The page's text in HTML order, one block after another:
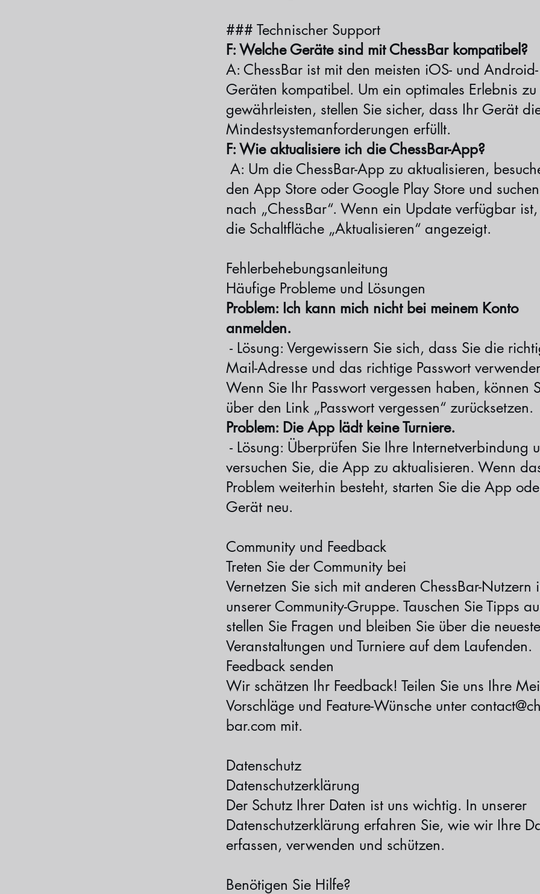
### Technischer Support
F: Welche Geräte sind mit ChessBar kompatibel?
A: ChessBar ist mit den meisten iOS- und Android-
Geräten kompatibel. Um ein optimales Erlebnis zu
gewährleisten, stellen Sie sicher, dass Ihr Gerät
Mindestsystemanforderungen erfüllt.
F: Wie aktualisiere ich die ChessBar-App?
A: Um die ChessBar-App zu aktualisieren,
den App Store oder Google Play Store und
nach „ChessBar“. Wenn ein Update verfügbar
die Schaltfläche „Aktualisieren“ angezeigt.
Fehlerbehebungsanleitung
Häufige Probleme und Lösungen
Problem: Ich kann mich nicht bei meinem Konto
anmelden.
- Lösung: Vergewissern Sie sich, dass Sie die
Mail-Adresse und das richtige Passwort
Wenn Sie Ihr Passwort vergessen haben, können
über den Link „Passwort vergessen“ zurücksetzen.
Problem: Die App lädt keine Turniere.
- Lösung: Überprüfen Sie Ihre Internetverbindung
versuchen Sie, die App zu aktualisieren. Wenn
Problem weiterhin besteht, starten Sie die App
Gerät neu.
Community und Feedback
Treten Sie der Community bei
Vernetzen Sie sich mit anderen ChessBar-Nutzern
unserer Community-Gruppe. Tauschen Sie Tipps
stellen Sie Fragen und bleiben Sie über die
Veranstaltungen und Turniere auf dem Laufenden.
Feedback senden
Wir schätzen Ihr Feedback! Teilen Sie uns Ihre
Vorschläge und Feature-Wünsche unter
bar.com mit.
Datenschutz
Datenschutzerklärung
Der Schutz Ihrer Daten ist uns wichtig. In unserer
Datenschutzerklärung erfahren Sie, wie wir Ihre
erfassen, verwenden und schützen.
Benötigen Sie Hilfe?